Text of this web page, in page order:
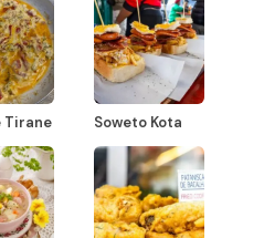
Tirane Soweto Kota